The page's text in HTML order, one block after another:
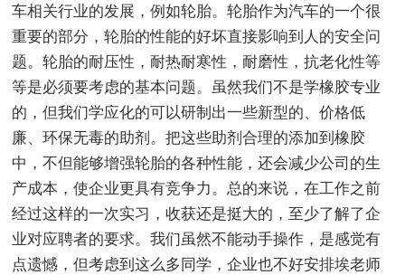
车相关行业的发展，例如轮胎。轮胎作为汽车的一个很
重要的部分，轮胎的性能的好坏直接影响到人的安全问
题。轮胎的耐压性，耐热耐寒性，耐磨性，抗老化性等
等是必须要考虑的基本问题。虽然我们不是学橡胶专业
的，但我们学应化的可以研制出一些新型的、价格低
廉、环保无毒的助剂。把这些助剂合理的添加到橡胶
中，不但能够增强轮胎的各种性能，还会减少公司的生
产成本，使企业更具有竞争力。总的来说，在工作之前
经过这样的一次实习，收获还是挺大的，至少了解了企
业对应聘者的要求。我们虽然不能动手操作，是感觉有
点遗憾，但考虑到这么多同学，企业也不好安排埃老师